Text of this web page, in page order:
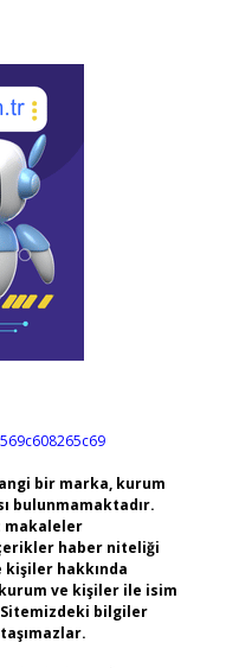
bir marka, kurum
bulunmamaktadır.
makaleler
haber niteliği
kişiler hakkında
ve kişiler ile isim
bilgiler